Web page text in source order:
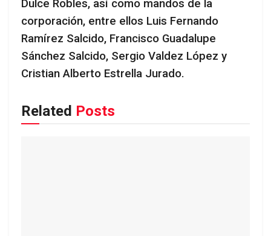
Dulce Robles, así como mandos de la
corporación, entre ellos Luis Fernando
Ramírez Salcido, Francisco Guadalupe
Sánchez Salcido, Sergio Valdez López y
Cristian Alberto Estrella Jurado.
Related Posts